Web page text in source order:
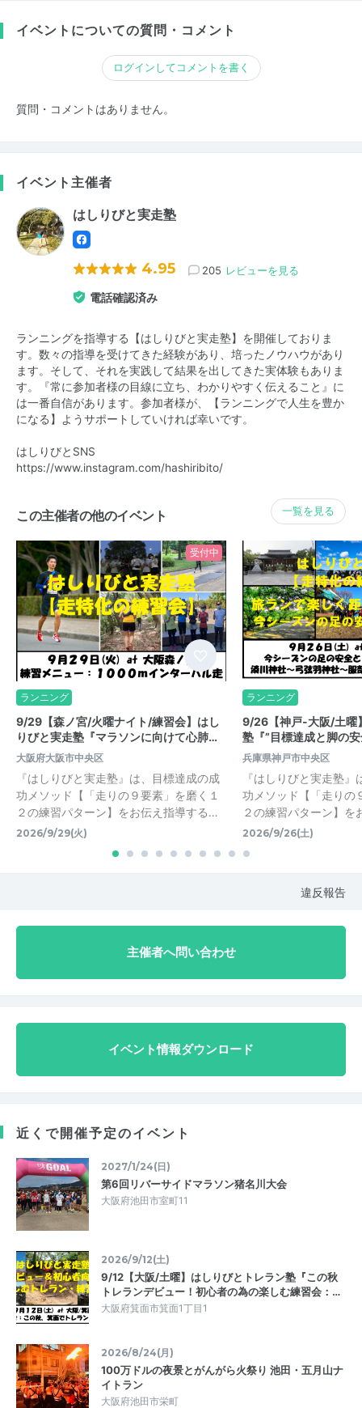
イベントについての質問・コメント
ログインしてコメントを書く
質問・コメントはありません。
イベント主催者
はしりびと実走塾
4.95 205 レビューを見る
電話確認済み
ランニングを指導する【はしりびと実走塾】を開催しておりま
す。数々の指導を受けてきた経験があり、培ったノウハウがあり
ます。そして、それを実践して結果を出してきた実体験もありま
す。『常に参加者様の目線に立ち、わかりやすく伝えること』に
は一番自信があります。参加者様が、【ランニングで人生を豊か
になる】ようサポートしていければ幸いです。
はしりびとSNS
https://www.instagram.com/hashiribito/
この主催者の他のイベント 一覧を見る
受付中
ランニング
9/29【森ノ宮/火曜ナイト/練習会】はし
りびと実走塾『マラソンに向けて心肺…
大阪府大阪市中央区
『はしりびと実走塾』は、目標達成の成
功メソッド【「走りの９要素」を磨く１
２の練習パターン】をお伝え指導する…
2026/9/29(火)
ランニング
9/26【神戸-大阪/土曜
塾『”目標達成と脚の
兵庫県神戸市中央区
『はしりびと実走塾
功メソッド【「走りの
２の練習パターン】
2026/9/26(土)
違反報告
主催者へ問い合わせ
イベント情報ダウンロード
近くで開催予定のイベント
2027/1/24(日)
第6回リバーサイドマラソン猪名川大会
大阪府池田市室町11
2026/9/12(土)
9/12【大阪/土曜】はしりびとトレラン塾『この秋
トレランデビュー！初心者の為の楽しむ練習会：…
大阪府箕面市箕面1丁目1
2026/8/24(月)
100万ドルの夜景とがんがら火祭り 池田・五月山ナ
イトラン
大阪府池田市栄町